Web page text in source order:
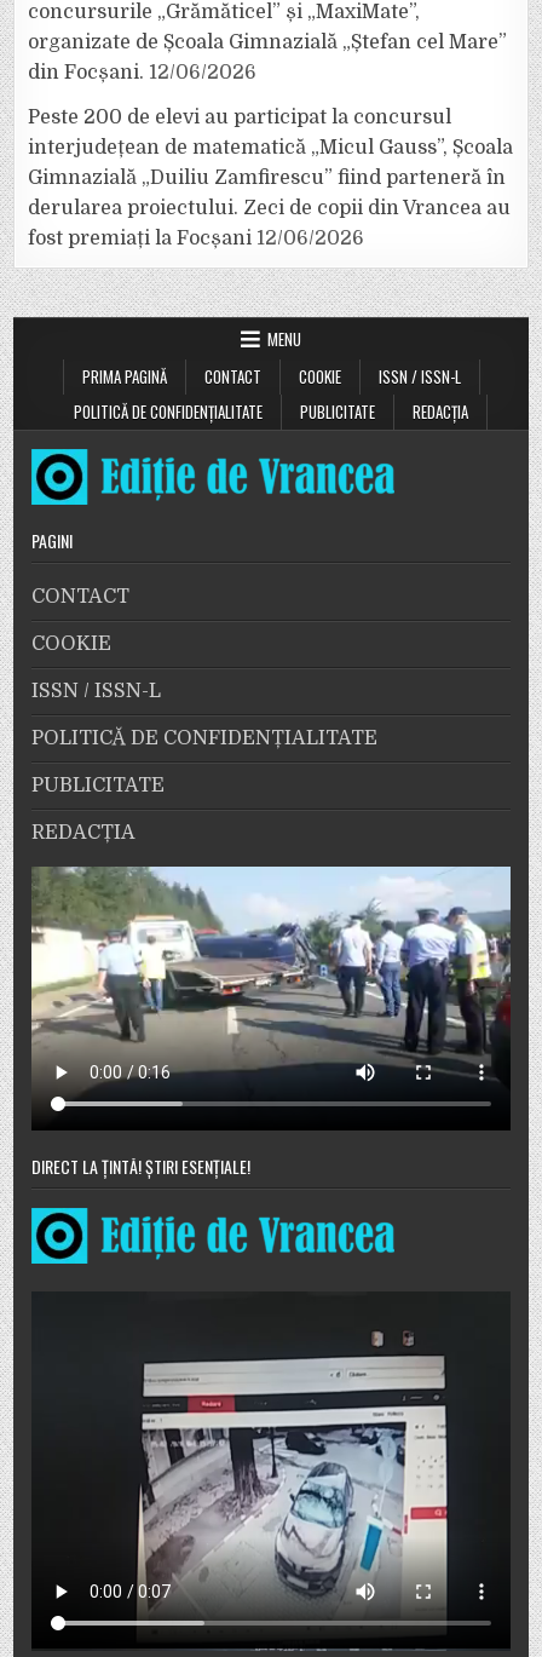
concursurile „Grămăticel” și „MaxiMate”,
organizate de Școala Gimnazială „Ștefan cel Mare”
din Focșani. 12/06/2026
Peste 200 de elevi au participat la concursul
interjudețean de matematică „Micul Gauss”, Școala
Gimnazială „Duiliu Zamfirescu” fiind parteneră în
derularea proiectului. Zeci de copii din Vrancea au
fost premiați la Focșani 12/06/2026
MENU
PRIMA PAGINĂ
CONTACT COOKIE
ISSN / ISSN-L
POLITICĂ DE CONFIDENȚIALITATE
PUBLICITATE REDACȚIA
PAGINI
CONTACT
COOKIE
ISSN / ISSN-L
POLITICĂ DE CONFIDENȚIALITATE
PUBLICITATE
REDACȚIA
DIRECT LA ȚINTĂ! ȘTIRI ESENȚIALE!